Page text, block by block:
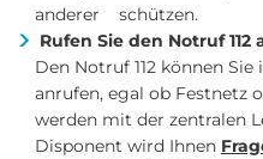
anderer schützen.
Rufen Sie den Notruf 112
Den Notruf 112 können
anrufen, egal ob Festnetz
werden mit der zentralen
Disponent wird Ihnen